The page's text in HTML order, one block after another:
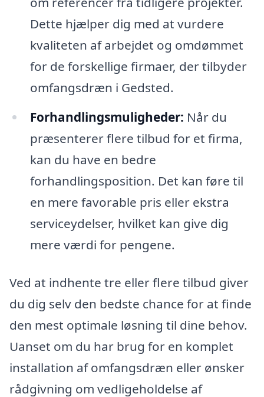
Dette hjælper dig med at vurdere
kvaliteten af arbejdet og omdømmet
for de forskellige firmaer, der tilbyder
omfangsdræn i Gedsted.
Forhandlingsmuligheder: Når du
præsenterer flere tilbud for et firma,
kan du have en bedre
forhandlingsposition. Det kan føre til
en mere favorable pris eller ekstra
serviceydelser, hvilket kan give dig
mere værdi for pengene.
Ved at indhente tre eller flere tilbud giver
du dig selv den bedste chance for at finde
den mest optimale løsning til dine behov.
Uanset om du har brug for en komplet
installation af omfangsdræn eller ønsker
rådgivning om vedligeholdelse af